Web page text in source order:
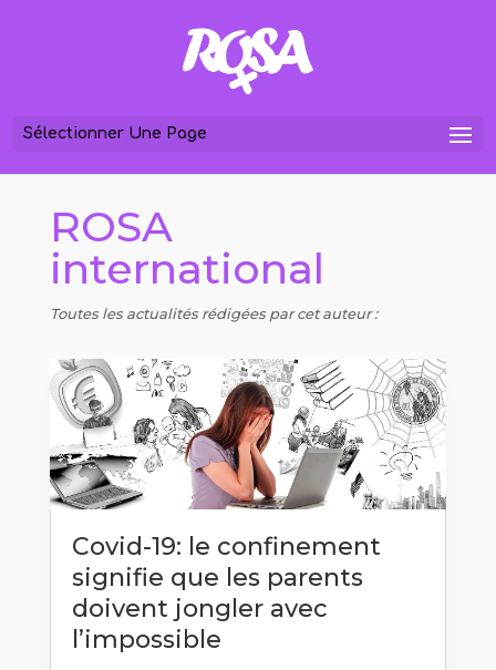
Sélectionner Une Page
ROSA
international
Toutes les actualités rédigées par cet auteur :
Covid-19: le confinement
signifie que les parents
doivent jongler avec
l’impossible